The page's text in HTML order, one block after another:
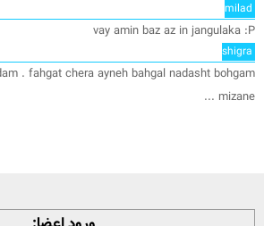
vay amin baz az in jangulaka :P
. fahgat chera ayneh bahgal nadasht bohgam
mizane ...